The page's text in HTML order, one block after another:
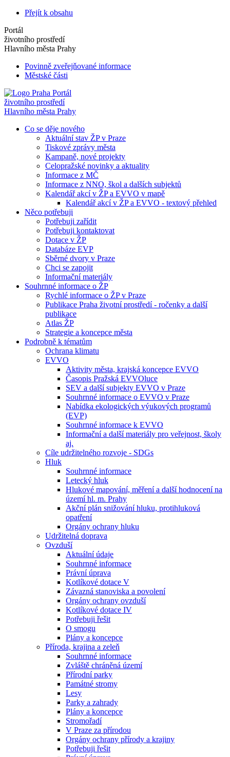
Přejít k obsahu
Portál
životního prostředí
Hlavního města Prahy
Povinně zveřejňované informace
Městské části
Portál
životního prostředí
Hlavního města Prahy
Co se děje nového
Aktuální stav ŽP v Praze
Tiskové zprávy města
Kampaně, nové projekty
Celopražské novinky a aktuality
Informace z MČ
Informace z NNO, škol a dalších subjektů
Kalendář akcí v ŽP a EVVO v mapě
Kalendář akcí v ŽP a EVVO - textový přehled
Něco potřebuji
Potřebuji zařídit
Potřebuji kontaktovat
Dotace v ŽP
Databáze EVP
Sběrné dvory v Praze
Chci se zapojit
Informační materiály
Souhrnné informace o ŽP
Rychlé informace o ŽP v Praze
Publikace Praha životní prostředí - ročenky a další
publikace
Atlas ŽP
Strategie a koncepce města
Podrobně k tématům
Ochrana klimatu
EVVO
Aktivity města, krajská koncepce EVVO
Časopis Pražská EVVOluce
SEV a další subjekty EVVO v Praze
Souhrnné informace o EVVO v Praze
Nabídka ekologických výukových programů
(EVP)
Souhrnné informace k EVVO
Informační a další materiály pro veřejnost, školy
aj.
Cíle udržitelného rozvoje - SDGs
Hluk
Souhrnné informace
Letecký hluk
Hlukové mapování, měření a další hodnocení na
území hl. m. Prahy
Akční plán snižování hluku, protihluková
opatření
Orgány ochrany hluku
Udržitelná doprava
Ovzduší
Aktuální údaje
Souhrnné informace
Právní úprava
Kotlíkové dotace V
Závazná stanoviska a povolení
Orgány ochrany ovzduší
Kotlíkové dotace IV
Potřebuji řešit
O smogu
Plány a koncepce
Příroda, krajina a zeleň
Souhrnné informace
Zvláště chráněná území
Přírodní parky
Památné stromy
Lesy
Parky a zahrady
Plány a koncepce
Stromořadí
V Praze za přírodou
Orgány ochrany přírody a krajiny
Potřebuji řešit